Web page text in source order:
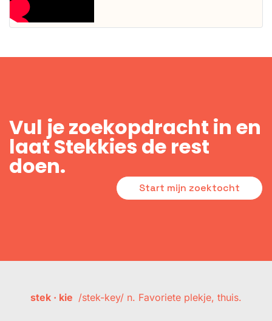
Vul je zoekopdracht in en
laat Stekkies de rest
doen.
Start mijn zoektocht
stek · kie /stek-key/ n. Favoriete plekje, thuis.